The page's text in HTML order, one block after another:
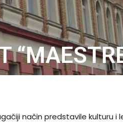
način predstavile kulturu i